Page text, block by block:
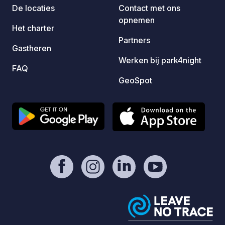
“Contact / Website” van deze fiche!
De locaties
Het charter
Gastheren
FAQ
Contact met ons
opnemen
Partners
Werken bij park4night
GeoSpot